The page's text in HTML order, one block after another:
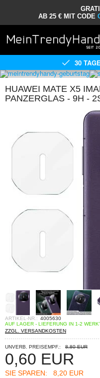
AB 25 € MIT CODE
30
HUAWEI MATE X5
PANZERGLAS - 9H -
ARTIKEL-NR.: 4005630
AUF LAGER - LIEFERUNG IN 1-2
ZZGL. VERSANDKOSTEN
UNVERB. PREISEMPF.: 8,80 EUR
0,60 EUR
SIE SPAREN: 8,20 EUR